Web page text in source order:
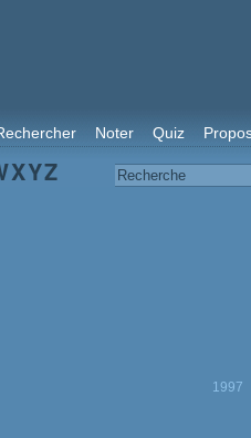
Noter Quiz
XYZ
1997